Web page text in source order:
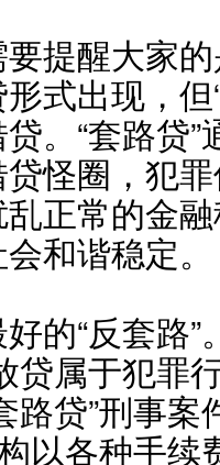
醒大家的
式出现，
。“套路贷
怪圈，犯
正常的金
和谐稳定。
“反套路”
贷属于犯罪
路贷”刑事
以各种手